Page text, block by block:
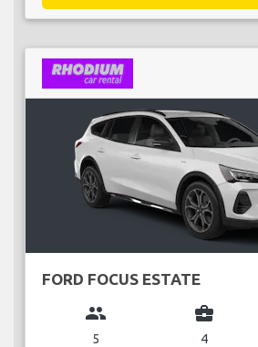
FORD FOCUS ESTATE
group
5
business_center
4